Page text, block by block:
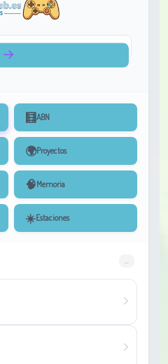
🧮ABN
🌍Proyectos
🧠Memoria
☀️Estaciones